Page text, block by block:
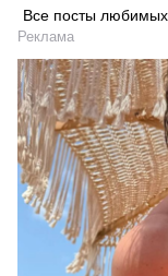
Все посты
Реклама